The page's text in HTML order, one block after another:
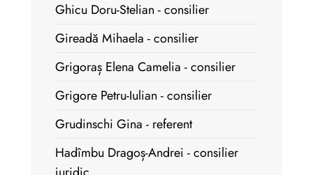
Ghicu Doru-Stelian - consilier
Gireadă Mihaela - consilier
Grigoraș Elena Camelia - consilier
Grigore Petru-Iulian - consilier
Grudinschi Gina - referent
Hadîmbu Dragoș-Andrei - consilier